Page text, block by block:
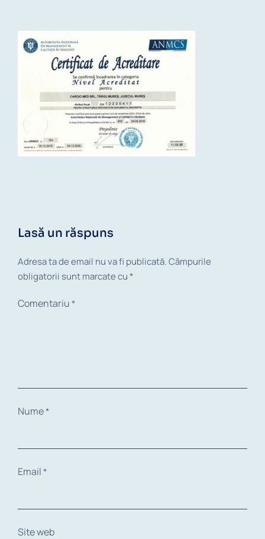
Lasă un răspuns
Adresa ta de email nu va fi publicată.Câmpurile
obligatorii sunt marcate cu*
Comentariu*
Nume*
Email*
Site web